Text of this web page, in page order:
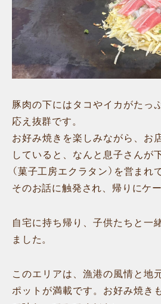
豚肉の下にはタコやイカがたっ
応え抜群です。
お好み焼きを楽しみながら、お
していると、なんと息子さんが
（菓子工房エクラタン）を営まれ
そのお話に触発され、帰りにケ
自宅に持ち帰り、子供たちと一
ました。
このエリアは、漁港の風情と地
ポットが満載です。お好み焼き